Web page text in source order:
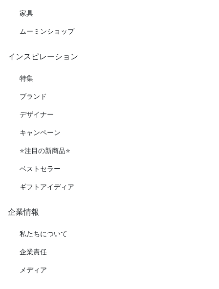
家具
ムーミンショップ
インスピレーション
特集
ブランド
デザイナー
キャンペーン
⭐️注目の新商品⭐️
ベストセラー
ギフトアイディア
企業情報
私たちについて
企業責任
メディア